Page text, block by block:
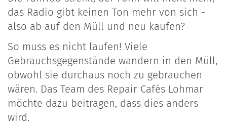
das Radio gibt keinen Ton mehr von sich -
also ab auf den Müll und neu kaufen?
So muss es nicht laufen! Viele
Gebrauchsgegenstände wandern in den Müll,
obwohl sie durchaus noch zu gebrauchen
wären. Das Team des Repair Cafés Lohmar
möchte dazu beitragen, dass dies anders
wird.